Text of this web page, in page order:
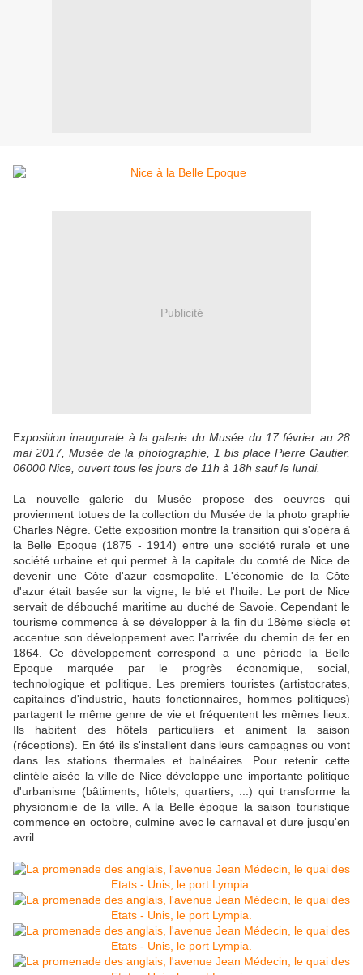
Publicité
Exposition inaugurale à la galerie du Musée du 17 février au 28
mai 2017, Musée de la photographie, 1 bis place Pierre Gautier,
06000 Nice, ouvert tous les jours de 11h à 18h sauf le lundi.
La nouvelle galerie du Musée propose des oeuvres qui
proviennent totues de la collection du Musée de la photo graphie
Charles Nègre. Cette exposition montre la transition qui s'opèra à
la Belle Epoque (1875 - 1914) entre une société rurale et une
société urbaine et qui permet à la capitale du comté de Nice de
devenir une Côte d'azur cosmopolite. L'économie de la Côte
d'azur était basée sur la vigne, le blé et l'huile. Le port de Nice
servait de débouché maritime au duché de Savoie. Cependant le
tourisme commence à se développer à la fin du 18ème siècle et
accentue son développement avec l'arrivée du chemin de fer en
1864. Ce développement correspond a une période la Belle
Epoque marquée par le progrès économique, social,
technologique et politique. Les premiers touristes (artistocrates,
capitaines d'industrie, hauts fonctionnaires, hommes politiques)
partagent le même genre de vie et fréquentent les mêmes lieux.
Ils habitent des hôtels particuliers et animent la saison
(réceptions). En été ils s'installent dans leurs campagnes ou vont
dans les stations thermales et balnéaires. Pour retenir cette
clintèle aisée la ville de Nice développe une importante politique
d'urbanisme (bâtiments, hôtels, quartiers, ...) qui transforme la
physionomie de la ville. A la Belle époque la saison touristique
commence en octobre, culmine avec le carnaval et dure jusqu'en
avril